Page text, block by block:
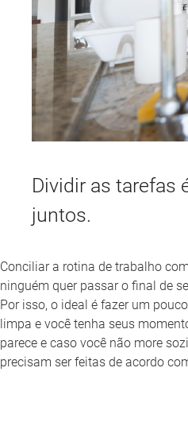
Dividir as tarefas
juntos.
Conciliar a rotina de trabalho
ninguém quer passar o final de
Por isso, o ideal é fazer um
limpa e você tenha seus
parece e caso você não more
precisam ser feitas de acordo